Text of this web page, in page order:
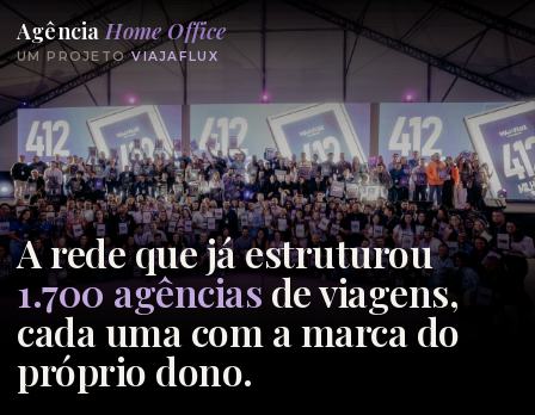
AgênciaHome Office
UM PROJETOVIAJAFLUX
A rede que já estruturou
1.700 agênciasde viagens,
cada uma com a marca do
próprio dono.